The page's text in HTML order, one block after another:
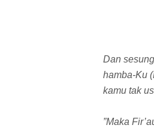
Dan
hamba-Ku
kamu tak
”Maka